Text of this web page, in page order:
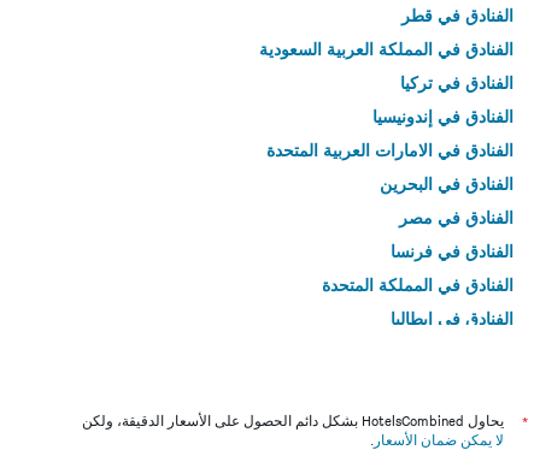
الفنادق في قطر
الفنادق في المملكة العربية السعودية
الفنادق في تركيا
الفنادق في إندونيسيا
الفنادق في الامارات العربية المتحدة
الفنادق في البحرين
الفنادق في مصر
الفنادق في فرنسا
الفنادق في المملكة المتحدة
الفنادق في إيطاليا
*
يحاول HotelsCombined بشكل دائم الحصول على الأسعار الدقيقة، ولكن
لا يمكن ضمان الأسعار .